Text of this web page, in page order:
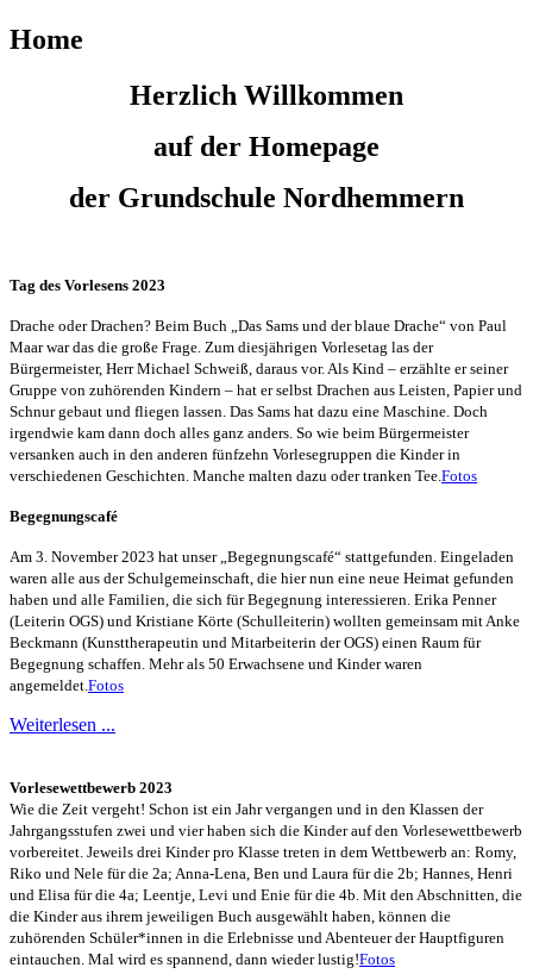
Home
Herzlich Willkommen
auf der Homepage
der Grundschule Nordhemmern
Tag des Vorlesens 2023
Drache oder Drachen? Beim Buch „Das Sams und der blaue Drache“ von Paul
Maar war das die große Frage. Zum diesjährigen Vorlesetag las der
Bürgermeister, Herr Michael Schweiß, daraus vor. Als Kind – erzählte er seiner
Gruppe von zuhörenden Kindern – hat er selbst Drachen aus Leisten, Papier und
Schnur gebaut und fliegen lassen. Das Sams hat dazu eine Maschine. Doch
irgendwie kam dann doch alles ganz anders. So wie beim Bürgermeister
versanken auch in den anderen fünfzehn Vorlesegruppen die Kinder in
verschiedenen Geschichten. Manche malten dazu oder tranken Tee. Fotos
Begegnungscafé
Am 3. November 2023 hat unser „Begegnungscafé“ stattgefunden. Eingeladen
waren alle aus der Schulgemeinschaft, die hier nun eine neue Heimat gefunden
haben und alle Familien, die sich für Begegnung interessieren. Erika Penner
(Leiterin OGS) und Kristiane Körte (Schulleiterin) wollten gemeinsam mit Anke
Beckmann (Kunsttherapeutin und Mitarbeiterin der OGS) einen Raum für
Begegnung schaffen. Mehr als 50 Erwachsene und Kinder waren
angemeldet. Fotos
Weiterlesen ...
Vorlesewettbewerb 2023
Wie die Zeit vergeht! Schon ist ein Jahr vergangen und in den Klassen der
Jahrgangsstufen zwei und vier haben sich die Kinder auf den Vorlesewettbewerb
vorbereitet. Jeweils drei Kinder pro Klasse treten in dem Wettbewerb an: Romy,
Riko und Nele für die 2a; Anna-Lena, Ben und Laura für die 2b; Hannes, Henri
und Elisa für die 4a; Leentje, Levi und Enie für die 4b. Mit den Abschnitten, die
die Kinder aus ihrem jeweiligen Buch ausgewählt haben, können die
zuhörenden Schüler*innen in die Erlebnisse und Abenteuer der Hauptfiguren
eintauchen. Mal wird es spannend, dann wieder lustig!Fotos